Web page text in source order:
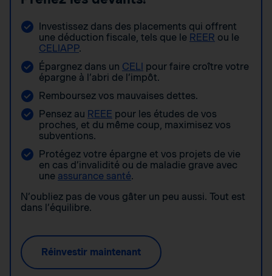
Investissez dans des placements qui offrent
une déduction fiscale, tels que le REER ou le
CELIAPP.
Épargnez dans un CELI pour faire croître votre
épargne à l’abri de l’impôt.
Remboursez vos mauvaises dettes.
Pensez au REEE pour les études de vos
proches, et du même coup, maximisez vos
subventions.
Protégez votre épargne et vos projets de vie
en cas d’invalidité ou de maladie grave avec
une assurance santé.
N’oubliez pas de vous gâter un peu aussi. Tout est
dans l’équilibre.
Réinvestir maintenant